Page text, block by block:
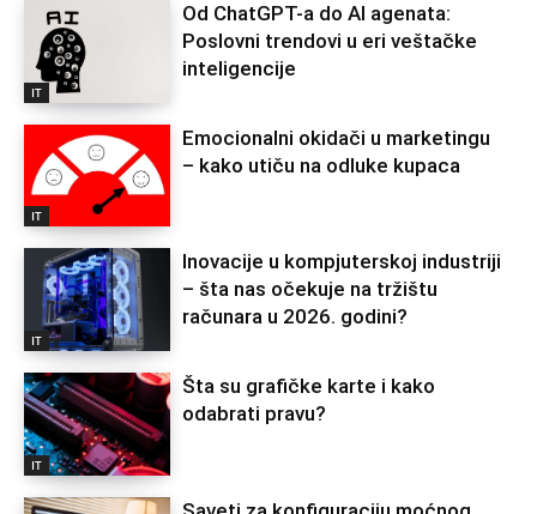
IT
Od ChatGPT-a do AI agenata:
Poslovni trendovi u eri veštačke
inteligencije
IT
Emocionalni okidači u marketingu
– kako utiču na odluke kupaca
IT
Inovacije u kompjuterskoj industriji
– šta nas očekuje na tržištu
računara u 2026. godini?
IT
Šta su grafičke karte i kako
odabrati pravu?